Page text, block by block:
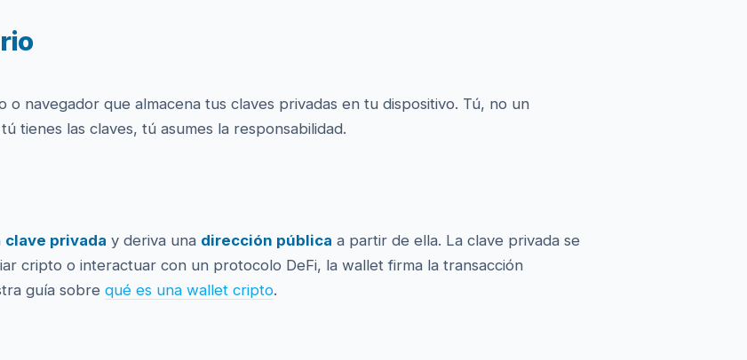
navegador que almacena tus claves privadas en tu dispositivo. Tú, no un
tú tienes las claves, tú asumes la responsabilidad.
clave privada y deriva una dirección pública a partir de ella. La clave privada se
cripto o interactuar con un protocolo DeFi, la wallet firma la transacción
guía sobre qué es una wallet cripto.